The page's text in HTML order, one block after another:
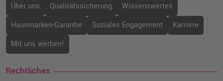
Über uns Qualitätssicherung
Wissenswertes
Hausmarken-Garantie
Soziales Engagement
Karriere
Mit uns werben!
Rechtliches